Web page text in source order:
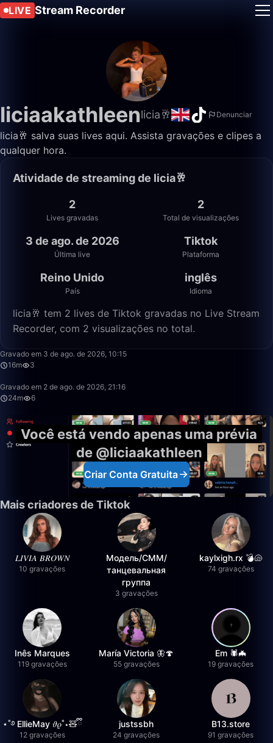
LIVE Stream Recorder
liciaakathleenlicia🥂 Denunciar
licia🥂 salva suas lives aqui. Assista gravações e clipes a
qualquer hora.
Atividade de streaming de licia🥂
2
Lives gravadas
2
Total de visualizações
3 de ago. de 2026
Última live
Tiktok
Plataforma
Reino Unido
País
inglês
Idioma
licia🥂 tem 2 lives de Tiktok gravadas no Live Stream
Recorder, com 2 visualizações no total.
Gravado em 3 de ago. de 2026, 10:15
16m
3
Gravado em 2 de ago. de 2026, 21:16
24m
6
Você está vendo apenas uma prévia
de @liciaakathleen
Criar Conta Gratuita
Mais criadores de Tiktok
𝐿𝐼𝑉𝐼𝐴 𝐵𝑅𝑂𝑊𝑁
10 gravações
Модель/СММ/
танцевальная
группа
3 gravações
kaylxigh.rx 💣🐚
74 gravações
Inês Marques
119 gravações
María Victoria 🦋🍄
55 gravações
Em 🕷️🦇
19 gravações
⋆˚࿔ EllieMay 𝜗𝜚˚⋆🧸ྀི
12 gravações
justssbh
24 gravações
B13.store
91 gravações